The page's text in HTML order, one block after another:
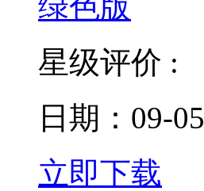
星级评价 :
日期：09-05
立即下载